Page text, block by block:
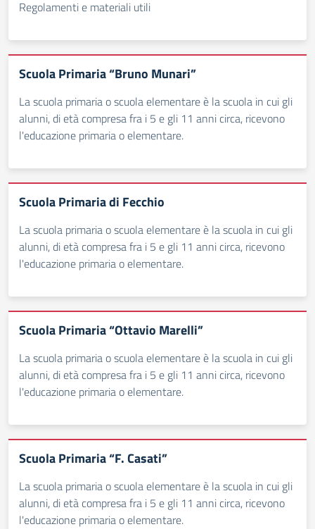
Regolamenti e materiali utili
Scuola Primaria “Bruno Munari”
La scuola primaria o scuola elementare è la scuola in cui gli
alunni, di età compresa fra i 5 e gli 11 anni circa, ricevono
l'educazione primaria o elementare.
Scuola Primaria di Fecchio
La scuola primaria o scuola elementare è la scuola in cui gli
alunni, di età compresa fra i 5 e gli 11 anni circa, ricevono
l'educazione primaria o elementare.
Scuola Primaria “Ottavio Marelli”
La scuola primaria o scuola elementare è la scuola in cui gli
alunni, di età compresa fra i 5 e gli 11 anni circa, ricevono
l'educazione primaria o elementare.
Scuola Primaria “F. Casati”
La scuola primaria o scuola elementare è la scuola in cui gli
alunni, di età compresa fra i 5 e gli 11 anni circa, ricevono
l'educazione primaria o elementare.